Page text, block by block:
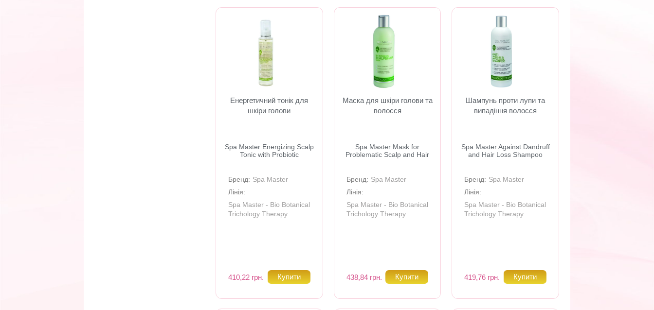
Енергетичний тонік для
шкіри голови
Spa Master Energizing Scalp
Tonic with Probiotic
Бренд: Spa Master
Лінія:
Spa Master - Bio Botanical
Trichology Therapy
410,22 грн.
Маска для шкіри голови та
волосся
Spa Master Mask for
Problematic Scalp and Hair
Бренд: Spa Master
Лінія:
Spa Master - Bio Botanical
Trichology Therapy
438,84 грн.
Шампунь проти лупи та
випадіння волосся
Spa Master Against Dandruff
and Hair Loss Shampoo
Бренд: Spa Master
Лінія:
Spa Master - Bio Botanical
Trichology Therapy
419,76 грн.